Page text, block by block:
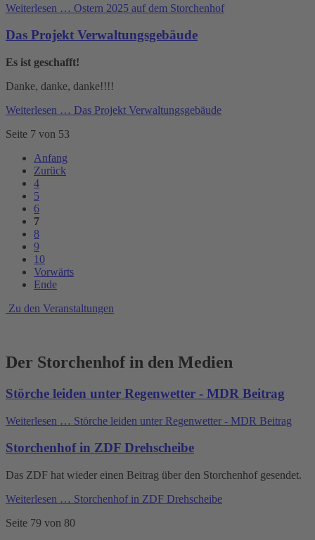
Weiterlesen … Ostern 2025 auf dem Storchenhof
Das Projekt Verwaltungsgebäude
Es ist geschafft!
Danke, danke, danke!!!!
Weiterlesen … Das Projekt Verwaltungsgebäude
Seite 7 von 53
Anfang
Zurück
4
5
6
7
8
9
10
Vorwärts
Ende
Zu den Veranstaltungen
Der Storchenhof in den Medien
Störche leiden unter Regenwetter - MDR Beitrag
Weiterlesen … Störche leiden unter Regenwetter - MDR Beitrag
Storchenhof in ZDF Drehscheibe
Das ZDF hat wieder einen Beitrag über den Storchenhof gesendet.
Weiterlesen … Storchenhof in ZDF Drehscheibe
Seite 79 von 80